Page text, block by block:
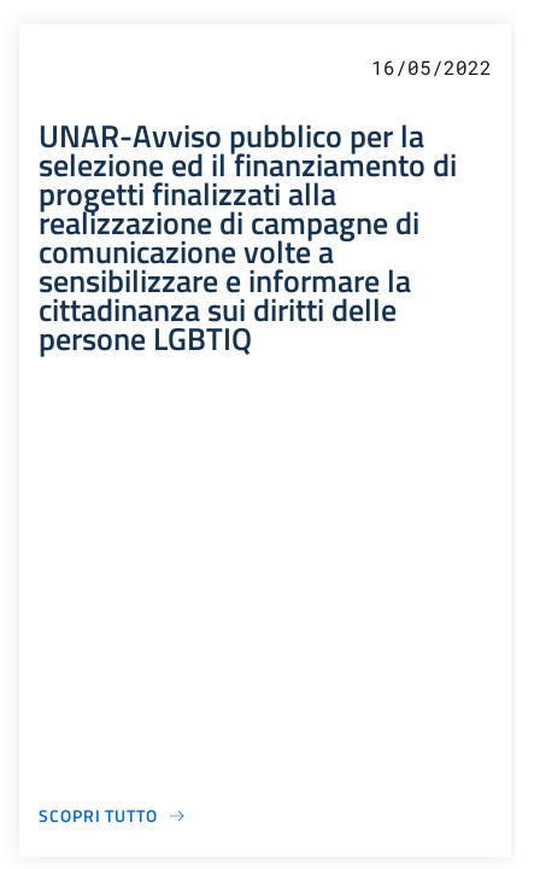
16/05/2022
UNAR-Avviso pubblico per la
selezione ed il finanziamento di
progetti finalizzati alla
realizzazione di campagne di
comunicazione volte a
sensibilizzare e informare la
cittadinanza sui diritti delle
persone LGBTIQ
SCOPRI TUTTO